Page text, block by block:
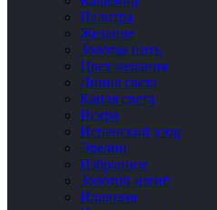
Палитра
Желание
Золотая нить
Цвет желания
Линия света
Капля света
Искра
Испанский узор
Эвелин
Избранное
Золотой изгиб
Иллюзия